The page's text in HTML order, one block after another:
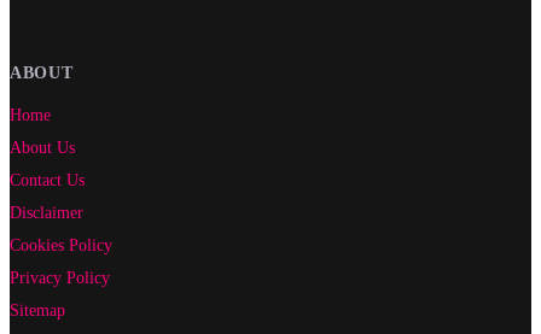
ABOUT
Home
About Us
Contact Us
Disclaimer
Cookies Policy
Privacy Policy
Sitemap